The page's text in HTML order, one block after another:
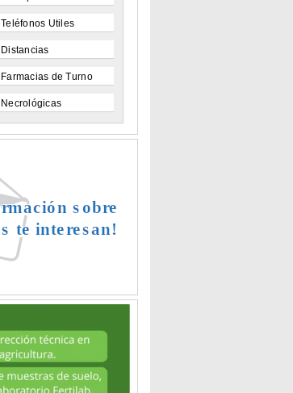
Teléfonos Utiles
Distancias
Farmacias de Turno
Necrológicas